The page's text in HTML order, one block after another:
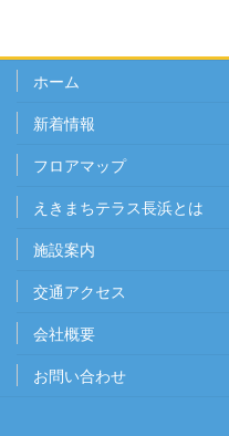
ホーム
新着情報
フロアマップ
えきまちテラス長浜とは
施設案内
交通アクセス
会社概要
お問い合わせ